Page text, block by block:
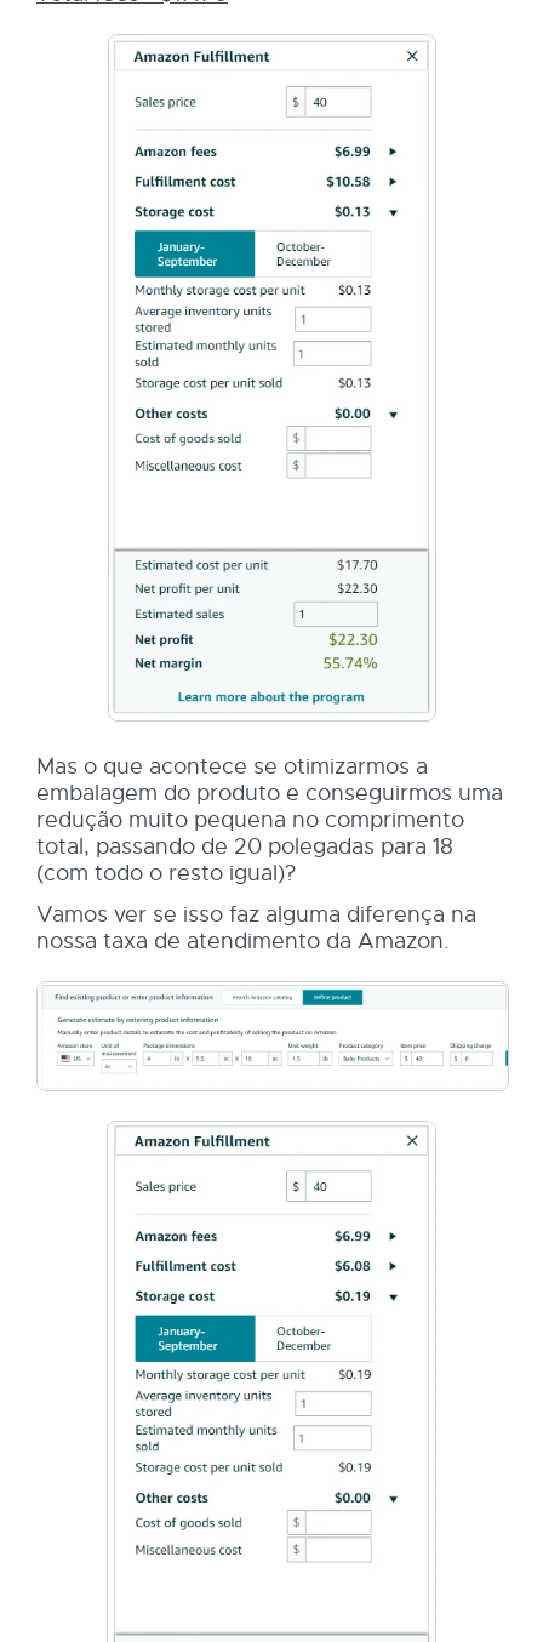
Mas o que acontece se otimizarmos a
embalagem do produto e conseguirmos uma
redução muito pequena no comprimento
total, passando de 20 polegadas para 18
(com todo o resto igual)?
Vamos ver se isso faz alguma diferença na
nossa taxa de atendimento da Amazon.